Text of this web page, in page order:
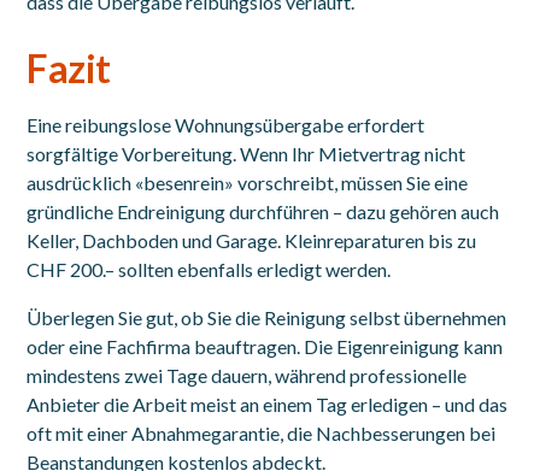
Fazit
Eine reibungslose Wohnungsübergabe erfordert
sorgfältige Vorbereitung. Wenn Ihr Mietvertrag nicht
ausdrücklich «besenrein» vorschreibt, müssen Sie eine
gründliche Endreinigung durchführen – dazu gehören auch
Keller, Dachboden und Garage. Kleinreparaturen bis zu
CHF 200.– sollten ebenfalls erledigt werden.
Überlegen Sie gut, ob Sie die Reinigung selbst übernehmen
oder eine Fachfirma beauftragen. Die Eigenreinigung kann
mindestens zwei Tage dauern, während professionelle
Anbieter die Arbeit meist an einem Tag erledigen – und das
oft mit einer Abnahmegarantie, die Nachbesserungen bei
Beanstandungen kostenlos abdeckt.